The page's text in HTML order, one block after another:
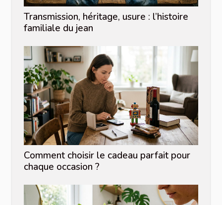
Transmission, héritage, usure : l’histoire
familiale du jean
Comment choisir le cadeau parfait pour
chaque occasion ?